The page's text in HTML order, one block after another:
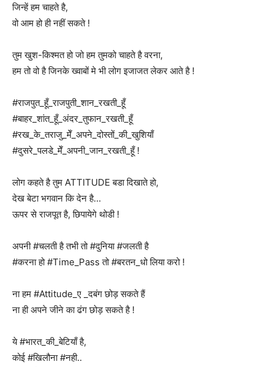
जिन्हें हम चाहते है,
वो आम हो ही नहीं सकते !
तुम खुश-किश्मत हो जो हम तुमको चाहते है वरना,
हम तो वो है जिनके ख्वाबों मे भी लोग इजाजत लेकर आते है !
#राजपुत_हूँ_राजपुती_शान_रखती_हूँ
#बाहर_शांत_हूँ_अंदर_तुफान_रखती_हूँ
#रख_के_तराजु_मेँ_अपने_दोस्तों_की_खुशियाँ
#दुसरे_पलडे_मेँ_अपनी_जान_रखती_हूँ !
लोग कहते है तुम ATTITUDE बडा दिखाते हो,
देख बेटा भगवान कि देन है…
ऊपर से राजपूत है, छिपायेगे थोडी !
अपनी #चलती है तभी तो #दुनिया #जलती है
#करना हो #Time_Pass तो #बरतन_धो लिया करो !
ना हम #‎Attitude_ए _दबंग छोड़ सकते हैं
ना ही अपने जीने का ढंग छोड़ सकते है !
ये #भारत_की_बेटियाँ है,
कोई #खिलौना #नही..